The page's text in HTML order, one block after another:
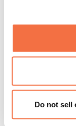
Do not sell
周五晚上在
奥克兰最受欢迎